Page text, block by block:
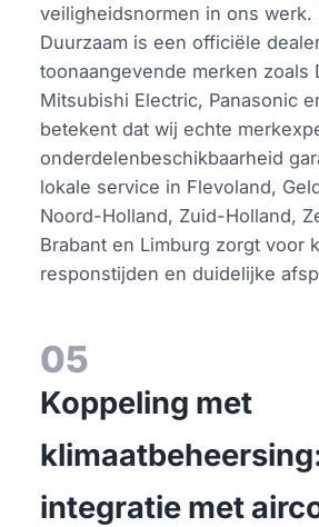
veiligheidsnormen in ons werk.
Duurzaam is een officiële
toonaangevende merken zoals
Mitsubishi Electric, Panasonic
betekent dat wij echte
onderdelenbeschikbaarheid
lokale service in Flevoland,
Noord-Holland, Zuid-Holland,
Brabant en Limburg zorgt voor
responstijden en duidelijke
05
Koppeling met
integratie met